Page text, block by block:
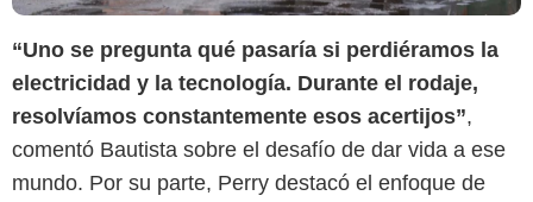
“Uno se pregunta qué pasaría si perdiéramos la
electricidad y la tecnología. Durante el rodaje,
resolvíamos constantemente esos acertijos”,
comentó Bautista sobre el desafío de dar vida a ese
mundo. Por su parte, Perry destacó el enfoque de